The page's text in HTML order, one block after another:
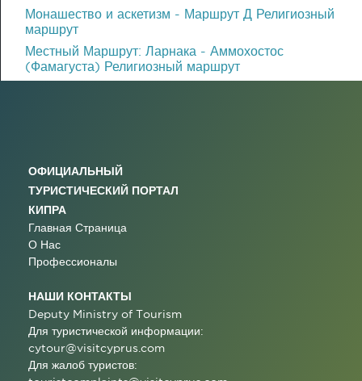
Монашество и аскетизм - Маршрут Д Религиозный
маршрут
Местный Маршрут: Ларнака - Аммохостос
(Фамагуста) Религиозный маршрут
ОФИЦИАЛЬНЫЙ
ТУРИСТИЧЕСКИЙ ПОРТАЛ
КИПРА
Главная Страница
О Нас
Профессионалы
НАШИ КОНТАКТЫ
Deputy Ministry of Tourism
Для туристической информации:
cytour@visitcyprus.com
Для жалоб туристов: